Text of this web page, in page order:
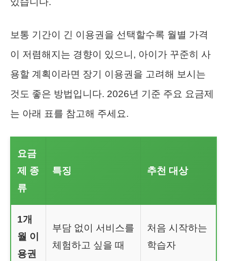
보통 기간이 긴 이용권을 선택할수록 월별 가격
이 저렴해지는 경향이 있으니, 아이가 꾸준히 사
용할 계획이라면 장기 이용권을 고려해 보시는
것도 좋은 방법입니다. 2026년 기준 주요 요금제
는 아래 표를 참고해 주세요.
요금
제 종
류
특징 추천 대상
1개
월 이
용권
부담 없이 서비스를
체험하고 싶을 때
처음 시작하는
학습자